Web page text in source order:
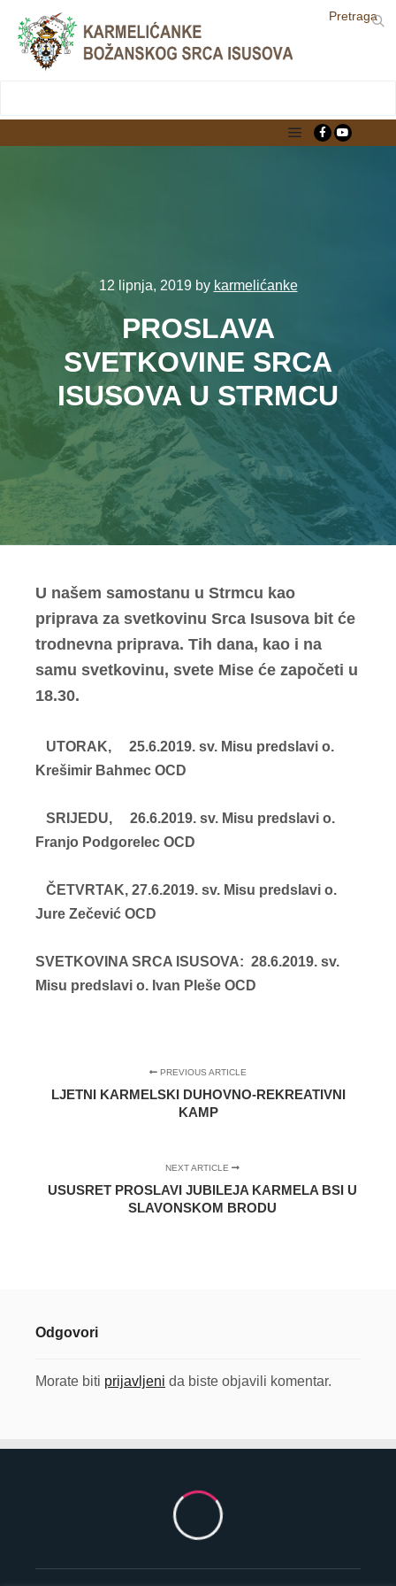
Pretraga
12 lipnja, 2019by karmelićanke
PROSLAVA
SVETKOVINE SRCA
ISUSOVA U STRMCU
U našem samostanu u Strmcu kao
priprava za svetkovinu Srca Isusova bit će
trodnevna priprava. Tih dana, kao i na
samu svetkovinu, svete Mise će započeti u
18.30.
UTORAK, 25.6.2019. sv. Misu predslavi o.
Krešimir Bahmec OCD
SRIJEDU, 26.6.2019. sv. Misu predslavi o.
Franjo Podgorelec OCD
ČETVRTAK, 27.6.2019. sv. Misu predslavi o.
Jure Zečević OCD
SVETKOVINA SRCA ISUSOVA: 28.6.2019. sv.
Misu predslavi o. Ivan Pleše OCD
PREVIOUS ARTICLE
LJETNI KARMELSKI DUHOVNO-REKREATIVNI
KAMP
NEXT ARTICLE
USUSRET PROSLAVI JUBILEJA KARMELA BSI U
SLAVONSKOM BRODU
Odgovori
Morate biti prijavljeni da biste objavili komentar.